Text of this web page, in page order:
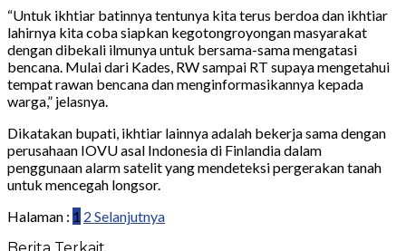
“Untuk ikhtiar batinnya tentunya kita terus berdoa dan ikhtiar
lahirnya kita coba siapkan kegotongroyongan masyarakat
dengan dibekali ilmunya untuk bersama-sama mengatasi
bencana. Mulai dari Kades, RW sampai RT supaya mengetahui
tempat rawan bencana dan menginformasikannya kepada
warga,” jelasnya.
Dikatakan bupati, ikhtiar lainnya adalah bekerja sama dengan
perusahaan IOVU asal Indonesia di Finlandia dalam
penggunaan alarm satelit yang mendeteksi pergerakan tanah
untuk mencegah longsor.
Halaman : 1 2 Selanjutnya